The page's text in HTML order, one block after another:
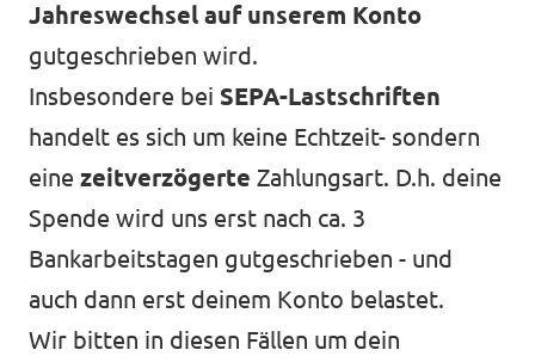
Jahreswechsel auf unserem Konto
gutgeschrieben wird.
Insbesondere bei SEPA-Lastschriften
handelt es sich um keine Echtzeit- sondern
eine zeitverzögerte Zahlungsart. D.h. deine
Spende wird uns erst nach ca. 3
Bankarbeitstagen gutgeschrieben - und
auch dann erst deinem Konto belastet.
Wir bitten in diesen Fällen um dein